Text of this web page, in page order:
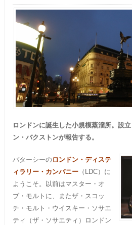
ロンドンに誕生した小規模蒸溜所。設
ン・バクストンが報告する。
バターシーのロンドン・ディステ
ィラリー・カンパニー（LDC）に
ようこそ。以前はマスター・オ
ブ・モルトに、またザ・スコッ
チ・モルト・ウイスキー・ソサエ
ティ（ザ・ソサエティ）ロンドン